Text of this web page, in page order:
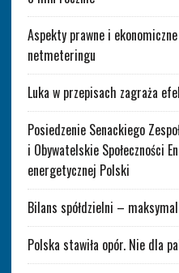
Aspekty prawne i
netmeteringu
Luka w przepisach zagraża
Posiedzenie Senackiego
i Obywatelskie Społeczności
energetycznej Polski
Bilans spółdzielni –
Polska stawiła opór. Nie dla